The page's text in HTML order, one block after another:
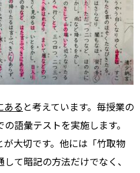
ある と考えています。毎授業の
語彙テストを実施します。
大切です。他には「竹取物
て暗記の方法だけでなく、